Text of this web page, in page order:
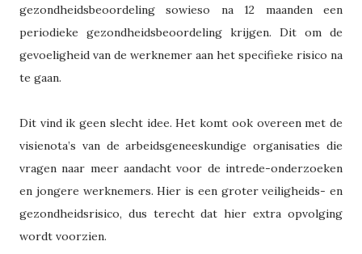
gezondheidsbeoordeling sowieso na 12 maanden een
periodieke gezondheidsbeoordeling krijgen. Dit om de
gevoeligheid van de werknemer aan het specifieke risico na
te gaan.
Dit vind ik geen slecht idee. Het komt ook overeen met de
visienota’s van de arbeidsgeneeskundige organisaties die
vragen naar meer aandacht voor de intrede-onderzoeken
en jongere werknemers. Hier is een groter veiligheids- en
gezondheidsrisico, dus terecht dat hier extra opvolging
wordt voorzien.